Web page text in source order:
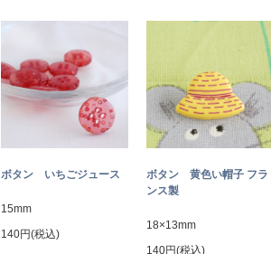
ボタン いちごジュース
15mm
140円(税込)
ボタン 黄色い帽子 フラ
ンス製
18×13mm
140円(税込)